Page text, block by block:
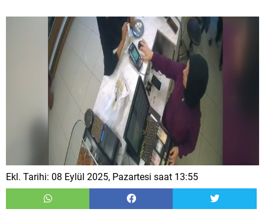
Ekl. Tarihi: 08 Eylül 2025, Pazartesi saat 13:55